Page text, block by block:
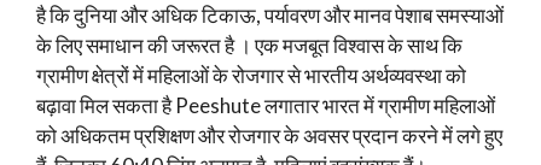
है कि दुनिया और अधिक टिकाऊ, पर्यावरण और मानव पेशाब समस्याओं
के लिए समाधान की जरूरत है । एक मजबूत विश्वास के साथ कि
ग्रामीण क्षेत्रों में महिलाओं के रोजगार से भारतीय अर्थव्यवस्था को
बढ़ावा मिल सकता है Peeshute लगातार भारत में ग्रामीण महिलाओं
को अधिकतम प्रशिक्षण और रोजगार के अवसर प्रदान करने में लगे हुए